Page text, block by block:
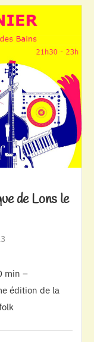
de Lons le
min –
édition de la